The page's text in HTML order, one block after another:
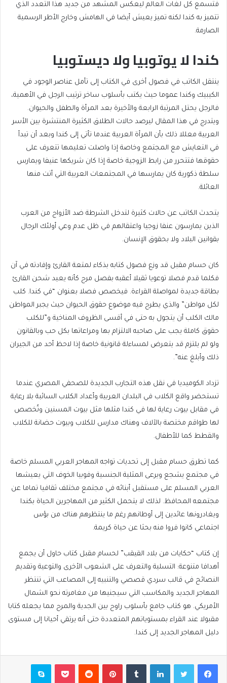
فتسمع كل لغات العالم ليعكس المشهد من جديد هذا التعدد الذي
تتميز به كندا لكنه تميز يعيش أيضا في الهامش وخارج الأطر الرسمية
الصارمة.
كندا لا يوتوبيا ولا ديستوبيا
ينتقل الكاتب في فصول أخرى في الكتاب إلى تأمل عناصر الوجود في
الكيبيك وكندا عموما حيث يكتب بأسلوب ساخر ترتيب الرجل في الأهمية،
فالرجل يحتل المرتبة الرابعة والأخيرة بعد المرأة والطفل والحيوان.
ويتدرج في هذا المقال ليرصد حالات الطلاق الكثيرة المنتشرة بين الأسر
العربية معللا ذلك بأن المرأة العربية عندما تأتي إلى كندا وبعد أن تبدأ
في التعايش مع المجتمع وخاصة إذا واصلت تعليمها تتعرف على
حقوقها فتتحرر من رابط الزوجية خاصة إذا كان شريكها عنيفا ويمارس
سلطة ذكورية كان يمارسها في المجتمعات العربية التي أتت منها
العائلة.
يتحدث الكاتب عن حالات كثيرة لتدخل الشرطة ضد الأزواج من العرب
الذين يمارسون عنفا زوجيا واعتقالهم في ظل عدم وعي أولئك الرجال
بقوانين البلاد ولا بحقوق الإنسان.
كان حسام مقبل قد وزع فصول كتابه بذكاء لمتعة القارئ وإفادته في آن
فكلما قدم فصلا توعويا ثقيلا أعقبه بفصل مرح كأنه يعيد شحن القارئ
بطاقة جديدة لمواصلة القراءة. فيخصص فصلا بعنوان “في كندا. كلب
لكل مواطن” والذي يطرح فيه موضوع حقوق الحيوان حيث يجبر المواطن
مالك الكلب أن يتجول به حتى في أقسى الظروف المناخية و”للكلب
حقوق كاملة يجب على صاحبه الالتزام بها ومراعاتها بكل حب وبالقانون
ولو لم يلتزم قد يتعرض لمساءلة قانونية خاصة إذا لاحظ أحد من الجيران
ذلك وأبلغ عنه”.
تزداد الكوميديا في نقل هذه التجارب الجديدة للصحفي المصري عندما
تستحضر واقع الكلاب في البلدان العربية وأعداد الكلاب السائبة بلا رعاية
في مقابل بيوت رعاية لها في كندا مثلها مثل بيوت المسنين وتُخصص
لها طواقم مختصة بالآلاف وهناك مدارس للكلاب وبيوت حضانة للكلاب
والقطط كما للأطفال.
كما تطرق حسام مقبل إلى تحديات تواجه المهاجر العربي المسلم خاصة
في مجتمع يشجع ويرعى المثلية الجنسية وفوبيا الخوف التي يعيشها
العربي المسلم على مستقبل أبنائه في مجتمع مختلف ثقافيا تماما عن
مجتمعه المحافظ. لذلك لا يتحمل الكثير من المهاجرين الحياة بكندا
ويغادرونها عائدين إلى أوطانهم رغم ما ينتظرهم هناك من بؤس
اجتماعي كانوا فروا منه بحثا عن حياة كريمة.
إن كتاب “حكايات من بلاد القيقب” لحسام مقبل كتاب حاول أن يجمع
أهدافا متنوعة: التسلية والتعرف على الشعوب الأخرى والتوعية وتقديم
النصائح في قالب سردي قصصي والتنبيه إلى المصاعب التي تنتظر
المهاجر الجديد والمكاسب التي سيجنيها من مغامرته نحو الشمال
الأمريكي. هو كتاب جامع بأسلوب راوح بين الجدية والمرح مما يجعله كتابا
مقبولا عند القراء بمستوياتهم المتعددة حتى أنه يرتقي أحيانا إلى مستوى
دليل المهاجر الجديد إلى كندا.
فيسبوكتويتر لينكدإن بينتيريست بوكيت سكايب